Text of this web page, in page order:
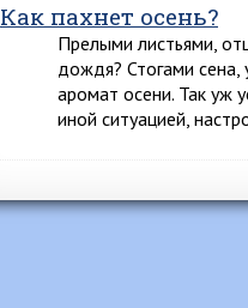
Как пахнет осень?
Прелыми листьями,
дождя? Стогами сена,
аромат осени. Так уж
иной ситуацией,